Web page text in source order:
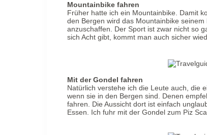
Mountainbike fahren
Früher hatte ich ein Mountainbike. Damit
den Bergen wird das Mountainbike
anzuschaffen. Der Sport ist zwar nicht so
sich Acht gibt, kommt man auch sicher
Mit der Gondel fahren
Natürlich verstehe ich die Leute auch, die
wenn sie in den Bergen sind. Denen
fahren. Die Aussicht dort ist einfach
Essen. Ich fuhr mit der Gondel zum Piz